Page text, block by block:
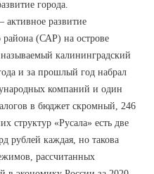
города.
активное развитие
района (САР) на острове
калининградский
и за прошлый год набрал
компаний и один
в бюджет скромный, 246
структур «Русала» есть две
рублей каждая, но такова
рассчитанных